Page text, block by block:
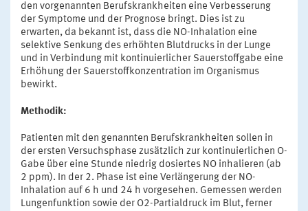
den vorgenannten Berufskrankheiten eine Verbesserung
der Symptome und der Prognose bringt. Dies ist zu
erwarten, da bekannt ist, dass die NO-Inhalation eine
selektive Senkung des erhöhten Blutdrucks in der Lunge
und in Verbindung mit kontinuierlicher Sauerstoffgabe eine
Erhöhung der Sauerstoffkonzentration im Organismus
bewirkt.
Methodik:
Patienten mit den genannten Berufskrankheiten sollen in
der ersten Versuchsphase zusätzlich zur kontinuierlichen O-
Gabe über eine Stunde niedrig dosiertes NO inhalieren (ab
2 ppm). In der 2. Phase ist eine Verlängerung der NO-
Inhalation auf 6 h und 24 h vorgesehen. Gemessen werden
Lungenfunktion sowie der O2-Partialdruck im Blut, ferner